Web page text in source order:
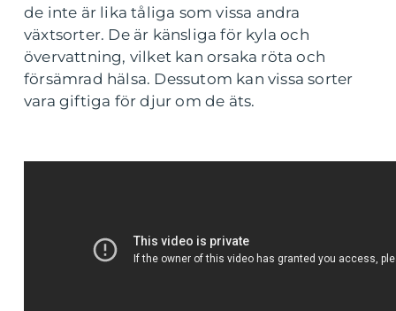
de inte är lika tåliga som vissa andra
växtsorter. De är känsliga för kyla och
övervattning, vilket kan orsaka röta och
försämrad hälsa. Dessutom kan vissa sorter
vara giftiga för djur om de äts.